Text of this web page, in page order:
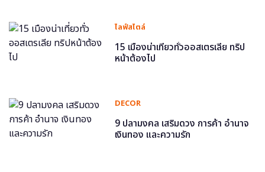
ไลฟ์สไตล์
15 เมืองน่าเที่ยวทั่วออสเตรเลีย ทริป
หน้าต้องไป
DECOR
9 ปลามงคล เสริมดวง การค้า อำนาจ
เงินทอง และความรัก